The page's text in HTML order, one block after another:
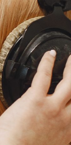
DOKUMENTI